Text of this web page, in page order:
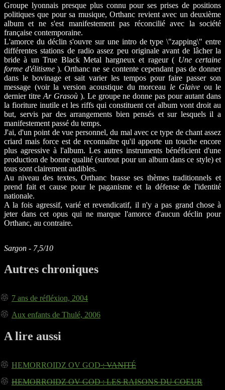
Groupe lyonnais presque plus connu pour ses prises de positions
politiques que pour sa musique, Orthanc revient avec un deuxième
album et ne s'est manifestement pas réconcilié avec la société
française contemporaine.
L'amorce du déclin s'ouvre sur une intro de type \"zapping\" entre
différentes stations de radio assez peu originale avant de lâcher la
bride à un True Black Metal hargneux et rageur ( Une certaine
forme d'élitisme ). Orthanc ne se contente cependant pas de donner
dans le bovinage et sait varier les tempos pour faire passer son
message (voir la version acoustique du morceau le Glaive ou le
dernier titre Ar Grasoù). Le groupe ne donne pas pour autant dans
la fioriture inutile et les riffs qui constituent cet album vont droit au
but, servis par des arrangements bien pensés et sur lesquels il a
manifestement passé du temps.
J'ai, d'un point de vue personnel, du mal avec ce type de chant assez
criard mais force est de reconnaître qu'il apporte un touche encore
plus agressive à l'album. Les autres instruments bénéficient d'une
production de bonne qualité (surtout pour un album dans ce style) et
tous sont clairement audibles.
Au niveau des textes, Orthanc brasse ses thèmes traditionnels et
prend fait et cause pour le paganisme et la défense de l'identité
nationale.
A la fois agressif, varié et revendicatif, il n'y a pas grand chose à
jeter dans cet opus qui ne marque l'amorce d'aucun déclin pour
Orthanc, au contraire.
Sargon - 7,5/10
Autres chroniques
7 ans de réfléxion, 2004
Aux enfants de Thulé, 2006
A lire aussi
HEMORROIDZ OV GOD: VANITÉ
HEMORROIDZ OV GOD: LES RAISONS DU COEUR